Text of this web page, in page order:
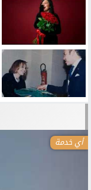
أي خدمة